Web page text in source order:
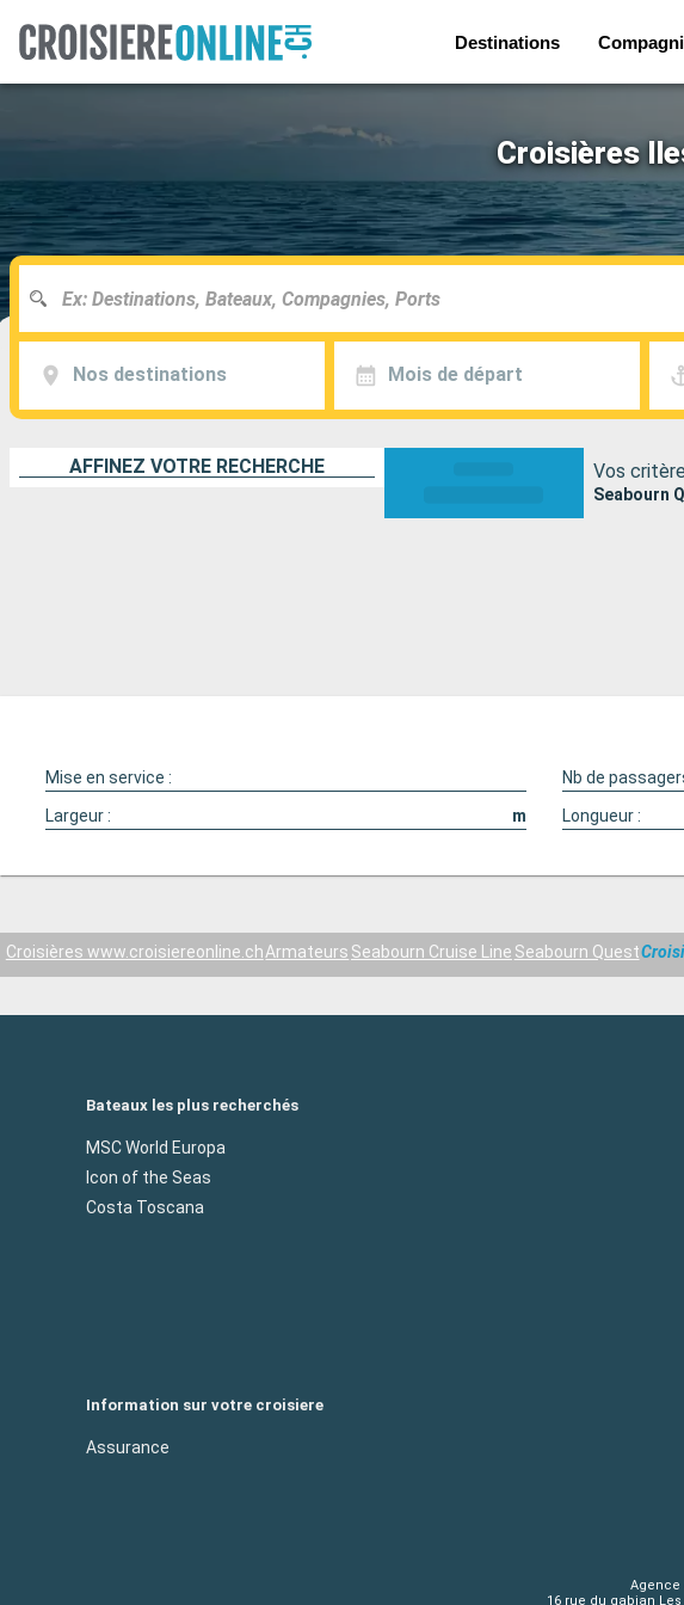
Destinations
Croisières
Nos destinations Mois de départ
AFFINEZ VOTRE RECHERCHE Vos
Seabourn
Mise en service : Nb de
Largeur :
m Longueur :
Croisières www.croisiereonline.chArmateurs Seabourn Cruise Line Seabourn Quest
Bateaux les plus recherchés
MSC World Europa
Icon of the Seas
Costa Toscana
Information sur votre croisiere
Assurance
Agence
16 rue du gabian Les